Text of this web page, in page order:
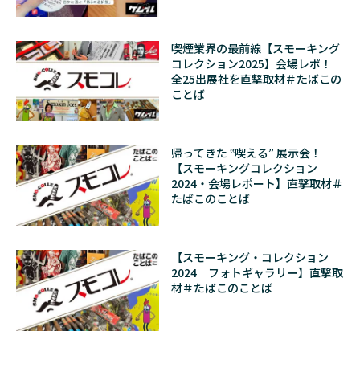
喫煙業界の最前線【スモーキング
コレクション2025】会場レポ！
全25出展社を直撃取材＃たばこの
ことば
帰ってきた ‟喫える” 展示会！
【スモーキングコレクション
2024・会場レポート】直撃取材＃
たばこのことば
【スモーキング・コレクション
2024 フォトギャラリー】直撃取
材＃たばこのことば